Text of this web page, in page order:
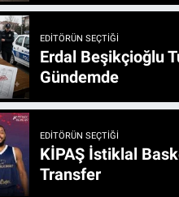
EDITÖRÜN SEÇTIĞI
Erdal Beşikçioğlu
Gündemde
EDITÖRÜN SEÇTIĞI
KİPAŞ İstiklal
Transfer